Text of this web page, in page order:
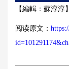
【編輯：蘇淳淳】
阅读原文：